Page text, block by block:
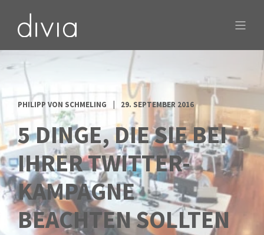
PHILIPP VON SCHMELING 29. SEPTEMBER 2016
5 DINGE, DIE SIE BEI
IHRER TWITTER-
KAMPAGNE
BEACHTEN SOLLTEN